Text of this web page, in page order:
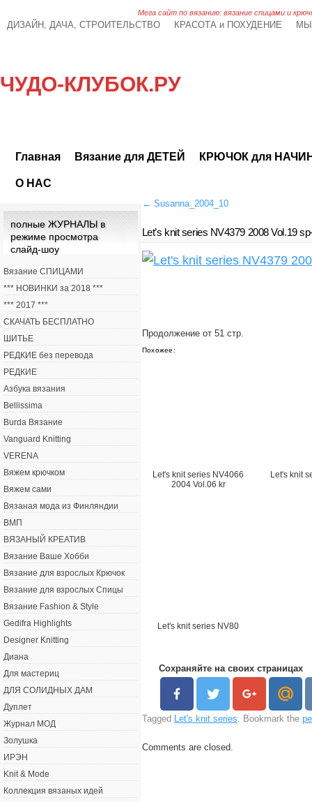
Мега сайт по вязанию: вязание спицами и
ДИЗАЙН, ДАЧА, СТРОИТЕЛЬСТВО КРАСОТА и ПОХУДЕНИЕ
ЧУДО-КЛУБОК.РУ
Главная Вязание для ДЕТЕЙ КРЮЧОК для
О НАС
← Susanna_2004_10
Let’s knit series NV4379 2008 Vol.19
Продолжение от 51 стр.
Похожее:
Let's knit series NV4066
2004 Vol.06 kr
Let's knit
Let's knit series NV80
Сохраняйте на своих страницах
Tagged Let's knit series . Bookmark the
Comments are closed.
полные ЖУРНАЛЫ в
режиме просмотра
слайд-шоу
Вязание СПИЦАМИ
*** НОВИНКИ за 2018 ***
*** 2017 ***
СКАЧАТЬ БЕСПЛАТНО
ШИТЬЕ
РЕДКИЕ без перевода
РЕДКИЕ
Азбука вязания
Bellissima
Burda Вязание
Vanguard Knitting
VERENA
Вяжем крючком
Вяжем сами
Вязаная мода из Финляндии
ВМП
ВЯЗАНЫЙ КРЕАТИВ
Вязание Ваше Хобби
Вязание для взрослых Крючок
Вязание для взрослых Спицы
Вязание Fashion & Style
Gedifra Highlights
Designer Knitting
Диана
Для мастериц
ДЛЯ СОЛИДНЫХ ДАМ
Дуплет
Журнал МОД
Золушка
ИРЭН
Knit & Mode
Коллекция вязаных идей